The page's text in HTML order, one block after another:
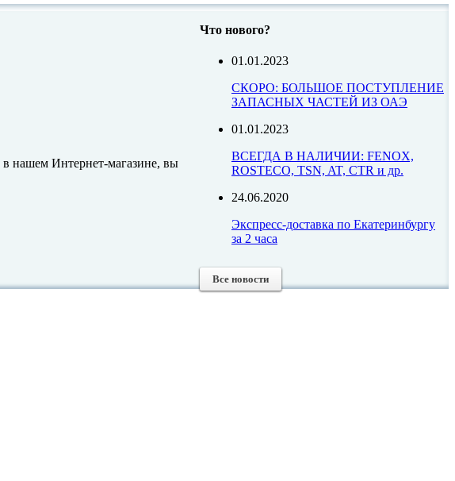
нашем Интернет-магазине, вы
Что нового?
01.01.2023
СКОРО: БОЛЬШОЕ ПОСТУПЛЕНИЕ
ЗАПАСНЫХ ЧАСТЕЙ ИЗ ОАЭ
01.01.2023
ВСЕГДА В НАЛИЧИИ: FENOX,
ROSTECO, TSN, AT, CTR и др.
24.06.2020
Экспресс-доставка по Екатеринбургу
за 2 часа
Все новости